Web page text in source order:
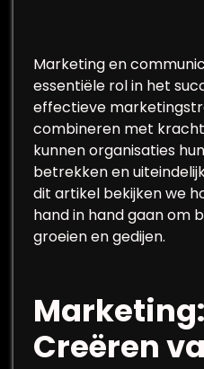
Marketing en
essentiële rol in het
effectieve
combineren met
kunnen organisaties
betrekken en
dit artikel bekijken we
hand in hand gaan om
groeien en gedijen.
Creëren